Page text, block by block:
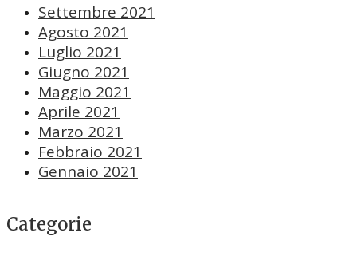
Settembre 2021
Agosto 2021
Luglio 2021
Giugno 2021
Maggio 2021
Aprile 2021
Marzo 2021
Febbraio 2021
Gennaio 2021
Categorie